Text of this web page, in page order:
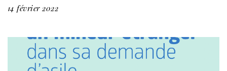
14 février 2022